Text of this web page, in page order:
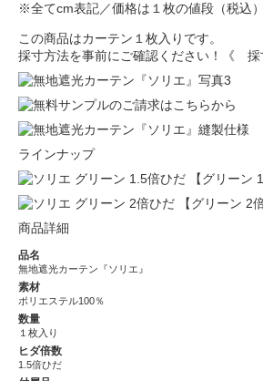
※全てcm表記／価格は１枚の値段（税込）
この商品はカーテン１枚入りです。
採寸方法を事前にご確認ください！
《 採
ラインナップ
【グリーン
【グリーン 2
商品詳細
品名
無地遮光カーテン『ソリエ』
素材
ポリエステル100％
数量
１枚入り
ヒダ倍数
1.5倍ひだ